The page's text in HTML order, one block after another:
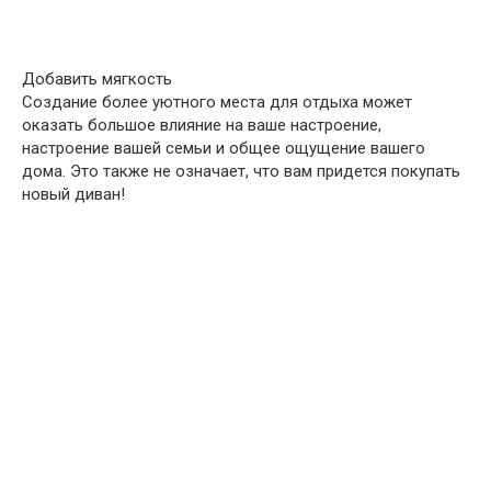
Добавить мягкость
Создание более уютного места для отдыха может
оказать большое влияние на ваше настроение,
настроение вашей семьи и общее ощущение вашего
дома. Это также не означает, что вам придется покупать
новый диван!